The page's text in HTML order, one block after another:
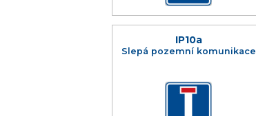
IP10a
Slepá pozemní komunikace